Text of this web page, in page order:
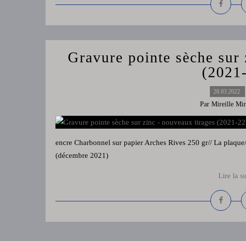
Gravure pointe sèche
28.03.2022
Par Mireille
encre Charbonnel sur papier Arches Rives 250 gr// La
(décembre 2021)
Lire la